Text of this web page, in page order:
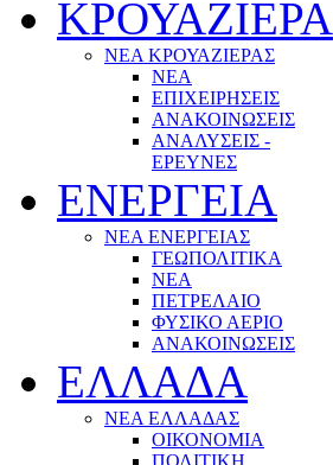
ΚΡΟΥΑΖΙΕΡΑ
ΝΕΑ ΚΡΟΥΑΖΙΕΡΑΣ
NEA
ΕΠΙΧΕΙΡΗΣΕΙΣ
ΑΝΑΚΟΙΝΩΣΕΙΣ
ΑΝΑΛΥΣΕΙΣ -
ΕΡΕΥΝΕΣ
ΕΝΕΡΓΕΙΑ
ΝΕΑ ΕΝΕΡΓΕΙΑΣ
ΓΕΩΠΟΛΙΤΙΚΑ
ΝΕΑ
ΠΕΤΡΕΛΑΙΟ
ΦΥΣΙΚΟ ΑΕΡΙΟ
ΑΝΑΚΟΙΝΩΣΕΙΣ
ΕΛΛΑΔΑ
ΝΕΑ ΕΛΛΑΔΑΣ
ΟΙΚΟΝΟΜΙΑ
ΠΟΛΙΤΙΚΗ